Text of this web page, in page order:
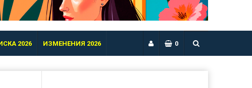
2026 ИЗМЕНЕНИЯ 2026 0